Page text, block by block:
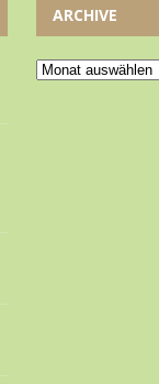
ARCHIVE